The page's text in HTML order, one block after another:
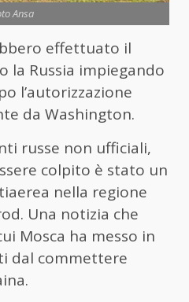
Ansa
effettuato il
la Russia impiegando
l’autorizzazione
da Washington.
russe non ufficiali,
colpito è stato un
nella regione
Una notizia che
Mosca ha messo in
dal commettere